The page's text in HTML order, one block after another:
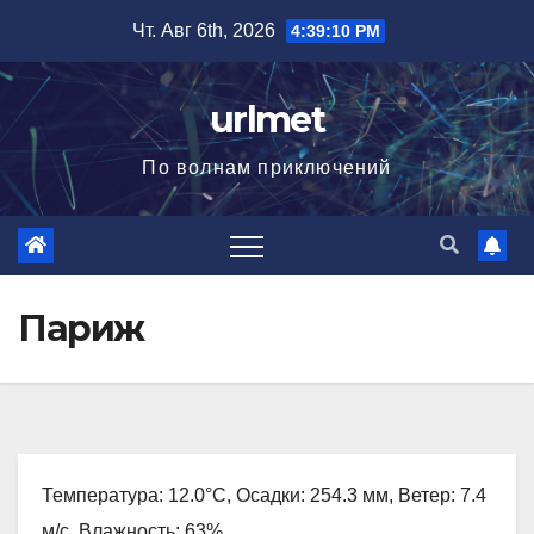
содержимому
Чт. Авг 6th, 2026 4:39:11 PM
urlmet
По волнам приключений
Париж
Температура: 12.0°C, Осадки: 254.3 мм, Ветер: 7.4